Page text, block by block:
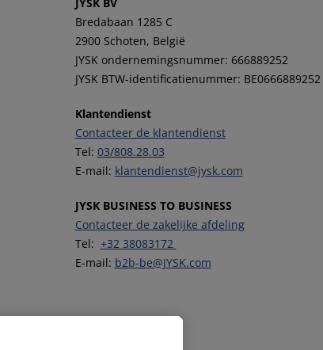
Bredabaan 1285 C
2900 Schoten, België
JYSK ondernemingsnummer: 666889252
JYSK BTW-identificatienummer: BE0666889252
Klantendienst
Contacteer de klantendienst
Tel: 03/808.28.03
E-mail: klantendienst@jysk.com
JYSK BUSINESS TO BUSINESS
Contacteer de zakelijke afdeling
Tel: +32 38083172
E-mail: b2b-be@JYSK.com